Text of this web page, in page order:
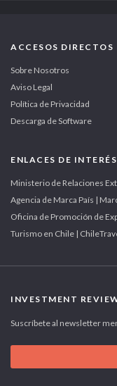
ACCESOS DIRECTOS
Sobre Nosotros
Aviso Legal
Política de Privacidad
Descarga de Software
ENLACES DE INTERÉS
Ministerio de Relaciones
Agencia de Marca País |
Oficina de Promoción de
Turismo en Chile |
INVESTMENT
Suscríbete al newsletter